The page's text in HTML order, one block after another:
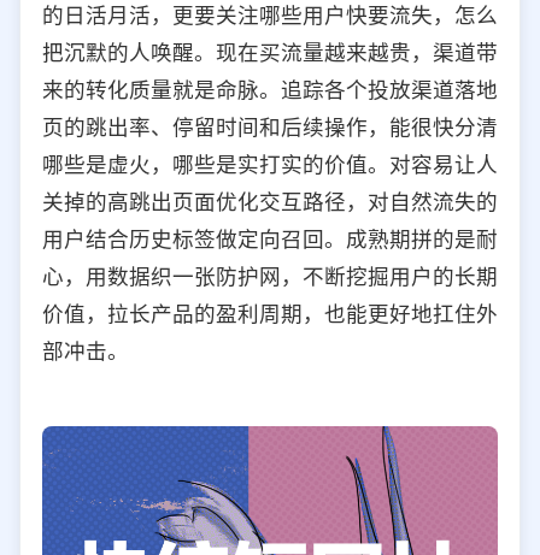
的日活月活，更要关注哪些用户快要流失，怎么
把沉默的人唤醒。现在买流量越来越贵，渠道带
来的转化质量就是命脉。追踪各个投放渠道落地
页的跳出率、停留时间和后续操作，能很快分清
哪些是虚火，哪些是实打实的价值。对容易让人
关掉的高跳出页面优化交互路径，对自然流失的
用户结合历史标签做定向召回。成熟期拼的是耐
心，用数据织一张防护网，不断挖掘用户的长期
价值，拉长产品的盈利周期，也能更好地扛住外
部冲击。